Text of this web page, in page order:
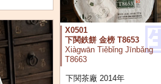
X0501
下関鉄餅 金榜 T8653
Xiàgwān Tiěbǐng Jīnbǎng
T8663
下関茶廠 2014年